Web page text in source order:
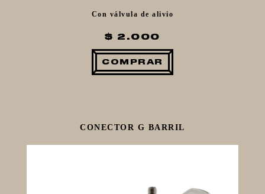
Con válvula de alivio
$ 2.000
COMPRAR
CONECTOR G BARRIL